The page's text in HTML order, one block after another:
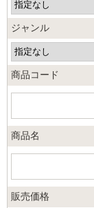
ジャンル
商品コード
商品名
販売価格